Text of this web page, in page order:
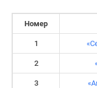
ипотеку
центры
Коттеджи
Номер
1
2
3